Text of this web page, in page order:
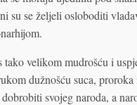
su se željeli osloboditi
velikom mudrošću i
dužnošću suca,
svojeg naroda, a